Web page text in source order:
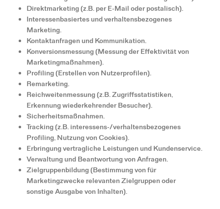
Direktmarketing (z.B. per E-Mail oder postalisch).
Interessenbasiertes und verhaltensbezogenes
Marketing.
Kontaktanfragen und Kommunikation.
Konversionsmessung (Messung der Effektivität von
Marketingmaßnahmen).
Profiling (Erstellen von Nutzerprofilen).
Remarketing.
Reichweitenmessung (z.B. Zugriffsstatistiken,
Erkennung wiederkehrender Besucher).
Sicherheitsmaßnahmen.
Tracking (z.B. interessens-/verhaltensbezogenes
Profiling, Nutzung von Cookies).
Erbringung vertragliche Leistungen und Kundenservice.
Verwaltung und Beantwortung von Anfragen.
Zielgruppenbildung (Bestimmung von für
Marketingzwecke relevanten Zielgruppen oder
sonstige Ausgabe von Inhalten).